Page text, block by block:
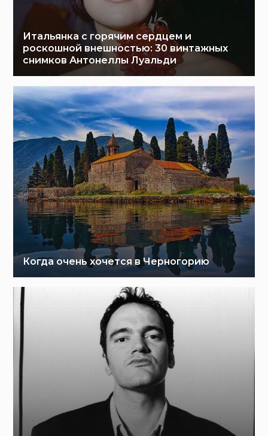
Итальянка с горячим сердцем и
роскошной внешностью: 30 винтажных
снимков Антонеллы Луальди
Когда очень хочется в Черногорию